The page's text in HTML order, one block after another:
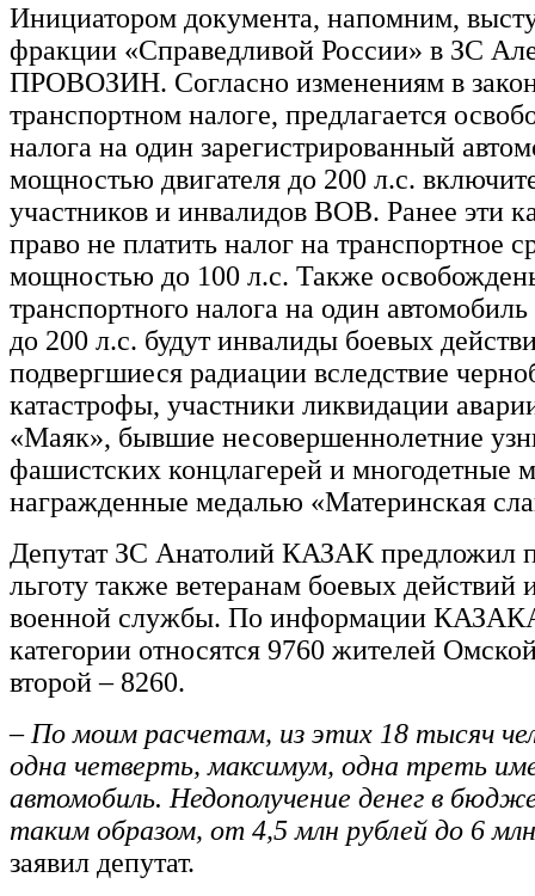
Инициатором документа, напомним,
фракции «Справедливой России» в ЗС
ПРОВОЗИН. Согласно изменениям в
транспортном налоге, предлагается
налога на один зарегистрированный
мощностью двигателя до 200 л.с.
участников и инвалидов ВОВ. Ранее эти
право не платить налог на транспортное
мощностью до 100 л.с. Также
транспортного налога на один
до 200 л.с. будут инвалиды боевых
подвергшиеся радиации вследствие
катастрофы, участники ликвидации
«Маяк», бывшие несовершеннолетние
фашистских концлагерей и многодетные
награжденные медалью «Материнская
Депутат ЗС Анатолий КАЗАК предложил
льготу также ветеранам боевых действий
военной службы. По информации
категории относятся 9760 жителей
второй – 8260.
– По моим расчетам, из этих 18 тысяч
одна четверть, максимум, одна треть
автомобиль. Недополучение денег в
таким образом, от 4,5 млн рублей до 6
заявил депутат.